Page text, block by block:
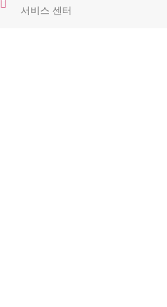
서비스 센터